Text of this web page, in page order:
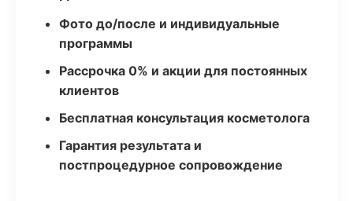
Фото до/после и индивидуальные
программы
Рассрочка 0% и акции для постоянных
клиентов
Бесплатная консультация косметолога
Гарантия результата и
постпроцедурное сопровождение